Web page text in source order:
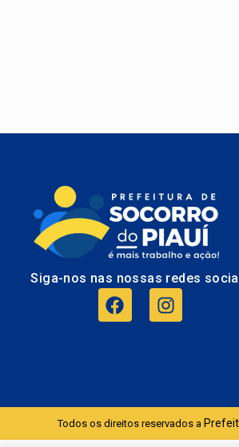
Siga-nos nas nossas redes
Todos os direitos reservados a